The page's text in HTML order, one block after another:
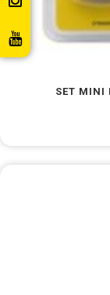
SET MINI